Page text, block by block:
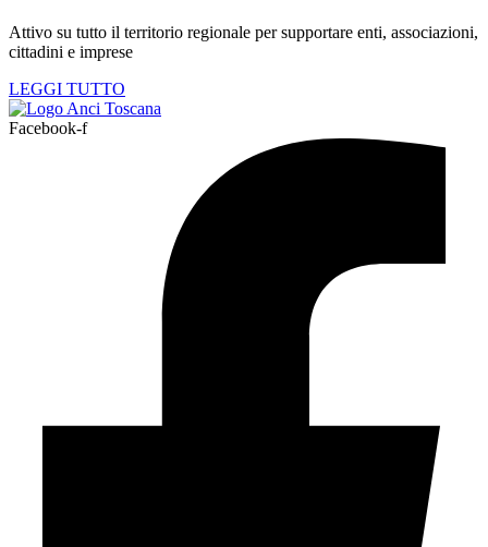
Attivo su tutto il territorio regionale per supportare enti, associazioni,
cittadini e imprese
LEGGI TUTTO
Facebook-f